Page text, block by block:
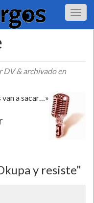
DV&archivado en
a sacar…»
y resiste”